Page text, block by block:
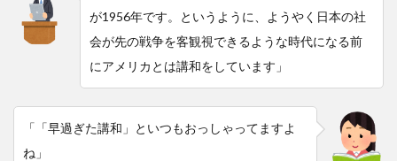
が1956年です。というように、ようやく日本の社
会が先の戦争を客観視できるような時代になる前
にアメリカとは講和をしています」
「「早過ぎた講和」といつもおっしゃってますよ
ね」